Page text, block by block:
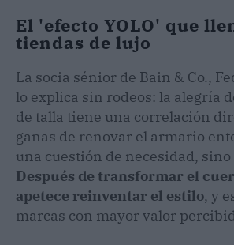
El 'efecto YOLO' que
tiendas de lujo
La socia sénior de Bain & Co.,
lo explica sin rodeos: la alegría
de talla tiene una correlación
ganas de renovar el armario
una cuestión de necesidad,
Después de transformar el
apetece reinventar el estilo, y
marcas con mayor valor